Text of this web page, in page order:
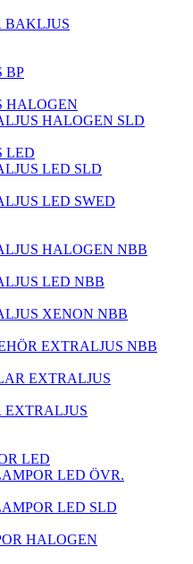
BAKLJUS
BP
HALOGEN
HALOGEN SLD
LED
LED SLD
LED SWED
HALOGEN NBB
LED NBB
XENON NBB
EXTRALJUS NBB
EXTRALJUS
LED
LED ÖVR.
LED SLD
HALOGEN